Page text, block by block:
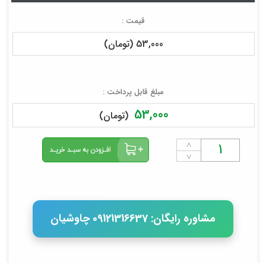
قیمت :
53,000 (تومان)
مبلغ قابل پرداخت :
53,000 (تومان)
˄
˅
مشاوره رایگان: 09121316637 چاوشیان